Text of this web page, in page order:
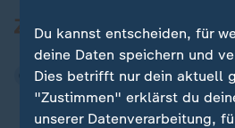
Du kannst entscheiden, für
deine Daten speichern und
Dies betrifft nur dein aktuell
"Zustimmen" erklärst du
unserer Datenverarbeitung,